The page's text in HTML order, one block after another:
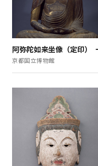
阿弥陀如来坐像（定印）
京都国立博物館